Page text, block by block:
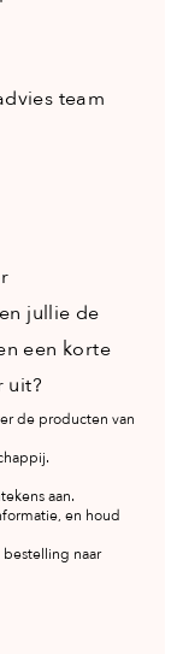
team
jullie de
een korte
uit?
de producten van
aan.
en houd
naar